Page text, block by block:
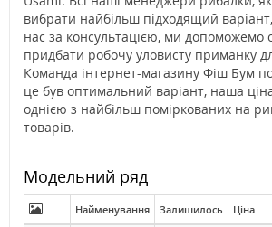
вибрати найбільш підходящий
нас за консультацією, ми допоможемо
придбати робочу уловисту приманку
Команда інтернет-магазину Фіш Бум
це був оптимальний варіант, наша
однією з найбільш поміркованих на
товарів.
Модельний ряд
Найменування Залишилось Ціна